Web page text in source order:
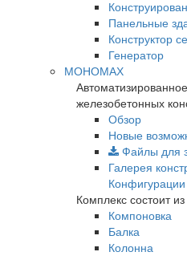
Панельные
Конструктор
Генератор
МОНОМАХ
железобетонных
Обзор
Новые
Файлы для
Галерея
Комплекс состоит
Компоновка
Балка
Колонна